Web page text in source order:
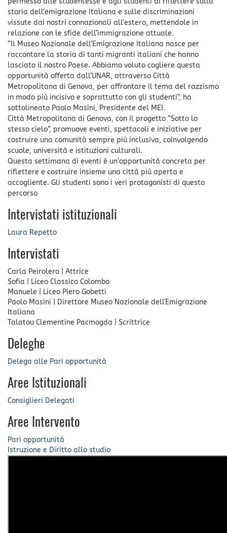
storia dell’emigrazione italiana e sulle discriminazioni
vissute dai nostri connazionali all’estero, mettendole in
relazione con le sfide dell’immigrazione attuale.
“Il Museo Nazionale dell’Emigrazione Italiana nasce per
raccontare la storia di tanti migranti italiani che hanno
lasciato il nostro Paese. Abbiamo voluto cogliere questa
opportunità offerta dall’UNAR, attraverso Città
Metropolitana di Genova, per affrontare il tema del razzismo
in modo più incisivo e soprattutto con gli studenti”, ha
sottolineato Paolo Masini, Presidente del MEI.
Città Metropolitana di Genova, con il progetto “Sotto lo
stesso cielo”, promuove eventi, spettacoli e iniziative per
costruire una comunità sempre più inclusiva, coinvolgendo
scuole, università e istituzioni culturali.
Questa settimana di eventi è un’opportunità concreta per
riflettere e costruire insieme una città più aperta e
accogliente. Gli studenti sono i veri protagonisti di questo
percorso
Intervistati istituzionali
Laura Repetto
Intervistati
Carla Peirolero
Attrice
Sofia
Liceo Classico Colombo
Manuele
Liceo Piero Gobetti
Paolo Masini
Direttore Museo Nazionale dell'Emigrazione
Italiana
Talatou Clementine Pacmogda
Scrittrice
Deleghe
Delega alle Pari opportunità
Aree Istituzionali
Consiglieri Delegati
Aree Intervento
Pari opportunità
Istruzione e Diritto allo studio